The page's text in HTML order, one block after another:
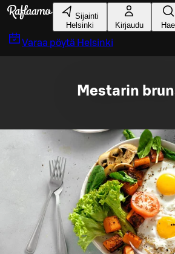
Siirry pääsisältöön
Sijainti
Helsinki
Kirjaudu Hae
Varaa pöytä Helsinki
Mestarin